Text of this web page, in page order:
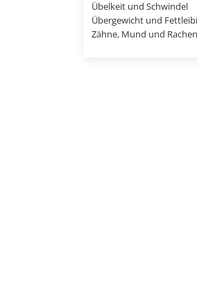
Übelkeit und Schwindel
Übergewicht und
Zähne, Mund und Rachen